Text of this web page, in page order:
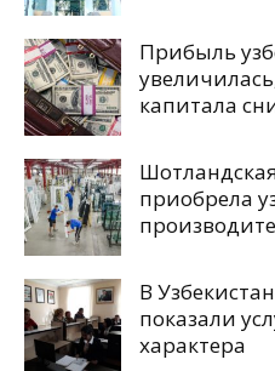
Прибыль
капитала
приобрела
В
показали
характера